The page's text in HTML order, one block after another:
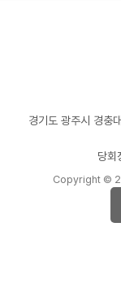
경기도 광주시 경
당회
Copyright ©